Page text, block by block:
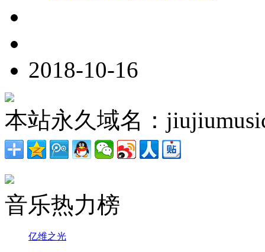
2018-10-16
本站永久域名：
音乐热力榜
亿维之光